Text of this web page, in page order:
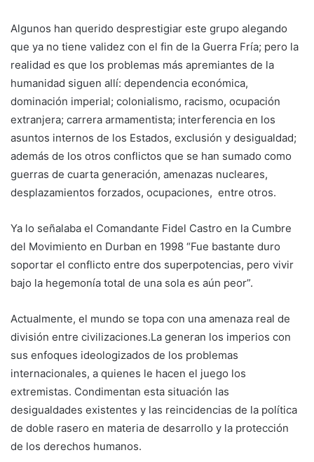
Algunos han querido desprestigiar este grupo alegando
que ya no tiene validez con el fin de la Guerra Fría; pero la
realidad es que los problemas más apremiantes de la
humanidad siguen allí: dependencia económica,
dominación imperial; colonialismo, racismo, ocupación
extranjera; carrera armamentista; interferencia en los
asuntos internos de los Estados, exclusión y desigualdad;
además de los otros conflictos que se han sumado como
guerras de cuarta generación, amenazas nucleares,
desplazamientos forzados, ocupaciones, entre otros.
Ya lo señalaba el Comandante Fidel Castro en la Cumbre
del Movimiento en Durban en 1998 “Fue bastante duro
soportar el conflicto entre dos superpotencias, pero vivir
bajo la hegemonía total de una sola es aún peor”.
Actualmente, el mundo se topa con una amenaza real de
división entre civilizaciones.La generan los imperios con
sus enfoques ideologizados de los problemas
internacionales, a quienes le hacen el juego los
extremistas. Condimentan esta situación las
desigualdades existentes y las reincidencias de la política
de doble rasero en materia de desarrollo y la protección
de los derechos humanos.